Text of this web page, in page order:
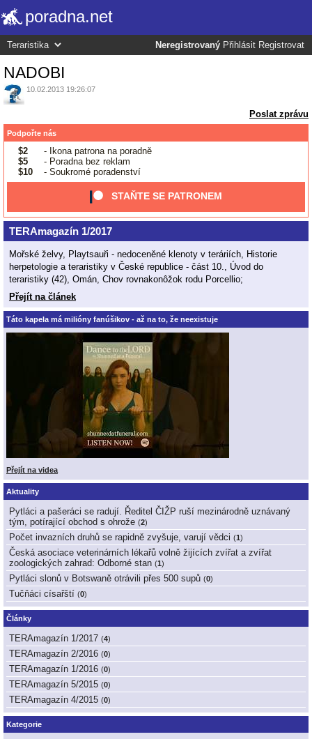
poradna.net
Neregistrovaný Přihlásit Registrovat
NADOBI
10.02.2013 19:26:07
Poslat zprávu
Podpořte nás
$2
- Ikona patrona na poradně
$5
- Poradna bez reklam
$10
- Soukromé poradenství
STAŇTE SE PATRONEM
TERAmagazín 1/2017
Mořské želvy, Playtsauři - nedoceněné klenoty v teráriích, Historie
herpetologie a teraristiky v České republice - část 10., Úvod do
teraristiky (42), Omán, Chov rovnakonôžok rodu Porcellio;
Přejít na článek
Táto kapela má milióny fanúšikov - až na to, že neexistuje
Přejít na videa
Aktuality
Pytláci a pašeráci se radují. Ředitel ČIŽP ruší mezinárodně uznávaný
tým, potírající obchod s ohrože (2)
Počet invazních druhů se rapidně zvyšuje, varují vědci (1)
Česká asociace veterinárních lékařů volně žijících zvířat a zvířat
zoologických zahrad: Odborné stan (1)
Pytláci slonů v Botswaně otrávili přes 500 supů (0)
Tučňáci císařští (0)
Články
TERAmagazín 1/2017 (4)
TERAmagazín 2/2016 (0)
TERAmagazín 1/2016 (0)
TERAmagazín 5/2015 (0)
TERAmagazín 4/2015 (0)
Kategorie